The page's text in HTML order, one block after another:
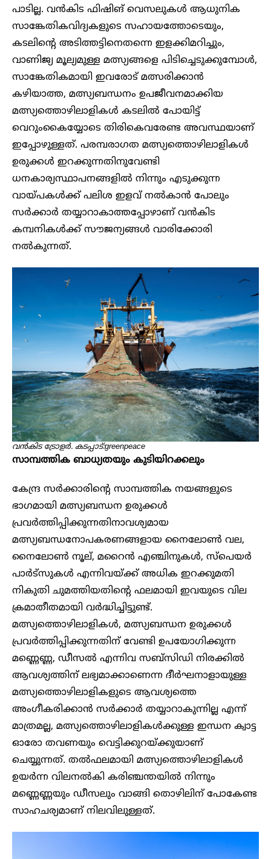
പാടില്ല. വൻകിട ഫിഷിങ് വെസലുകൾ ആധുനിക
സാങ്കേതികവിദ്യകളുടെ സഹായത്തോടെയും,
കടലിന്റെ അടിത്തട്ടിനെതന്നെ ഇളക്കിമറിച്ചും,
വാണിജ്യ മൂല്യമുള്ള മത്സ്യങ്ങളെ പിടിച്ചെടുക്കുമ്പോൾ,
സാങ്കേതികമായി ഇവരോട് മത്സരിക്കാൻ
കഴിയാത്ത, മത്സ്യബന്ധനം ഉപജീവനമാക്കിയ
മത്സ്യത്തൊഴിലാളികൾ കടലിൽ പോയിട്ട്
വെറുംകൈയ്യോടെ തിരികെവരേണ്ട അവസ്ഥയാണ്
ഇപ്പോഴുള്ളത്. പരമ്പരാഗത മത്സ്യത്തൊഴിലാളികൾ
ഉരുക്കൾ ഇറക്കുന്നതിനുവേണ്ടി
ധനകാര്യസ്ഥാപനങ്ങളിൽ നിന്നും എടുക്കുന്ന
വായ്പകൾക്ക് പലിശ ഇളവ് നൽകാൻ പോലും
സർക്കാർ തയ്യാറാകാത്തപ്പോഴാണ് വൻകിട
കമ്പനികൾക്ക് സൗജന്യങ്ങൾ വാരിക്കോരി
നൽകുന്നത്.
വൻകിട ട്രോളർ. കടപ്പാട്:greenpeace
സാമ്പത്തിക ബാധ്യതയും കുടിയിറക്കലും
കേന്ദ്ര സർക്കാരിന്റെ സാമ്പത്തിക നയങ്ങളുടെ
ഭാഗമായി മത്സ്യബന്ധന ഉരുക്കൾ
പ്രവർത്തിപ്പിക്കുന്നതിനാവശ്യമായ
മത്സ്യബന്ധനോപകരണങ്ങളായ നൈലോൺ വല,
നൈലോൺ നൂല്, മറൈൻ എഞ്ചിനുകൾ, സ്പെയർ
പാർട്സുകൾ എന്നിവയ്ക്ക് അധിക ഇറക്കുമതി
നികുതി ചുമത്തിയതിന്റെ ഫലമായി ഇവയുടെ വില
ക്രമാതീതമായി വർദ്ധിച്ചിട്ടുണ്ട്.
മത്സ്യത്തൊഴിലാളികൾ, മത്സ്യബന്ധന ഉരുക്കൾ
പ്രവർത്തിപ്പിക്കുന്നതിന് വേണ്ടി ഉപയോഗിക്കുന്ന
മണ്ണെണ്ണ, ഡീസൽ എന്നിവ സബ്‌സിഡി നിരക്കിൽ
ആവശ്യത്തിന് ലഭ്യമാക്കാണെന്ന ദീർഘനാളായുള്ള
മത്സ്യത്തൊഴിലാളികളുടെ ആവശ്യത്തെ
അംഗീകരിക്കാൻ സർക്കാർ തയ്യാറാകുന്നില്ല എന്ന്
മാത്രമല്ല, മത്സ്യത്തൊഴിലാളികൾക്കുള്ള ഇന്ധന ക്വാട്ട
ഓരോ തവണയും വെട്ടിക്കുറയ്ക്കുയാണ്
ചെയ്യുന്നത്. തൽഫലമായി മത്സ്യത്തൊഴിലാളികൾ
ഉയർന്ന വിലനൽകി കരിഞ്ചന്തയിൽ നിന്നും
മണ്ണെണ്ണയും ഡീസലും വാങ്ങി തൊഴിലിന് പോകേണ്ട
സാഹചര്യമാണ് നിലവിലുള്ളത്.